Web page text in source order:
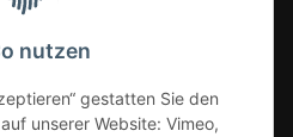
nutzen
gestatten Sie den
unserer Website: Vimeo,